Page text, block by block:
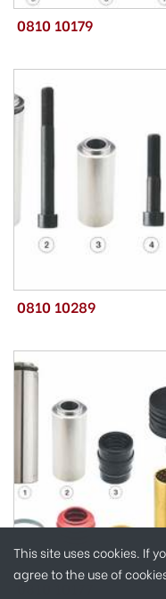
0810 10179
0810 10289
0810 10177
This site uses cookies. If
agree to the use of